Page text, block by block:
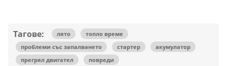
Тагове: лято
топло време
проблеми със запалването
стартер
акумулатор
прегрял двигател
повреди